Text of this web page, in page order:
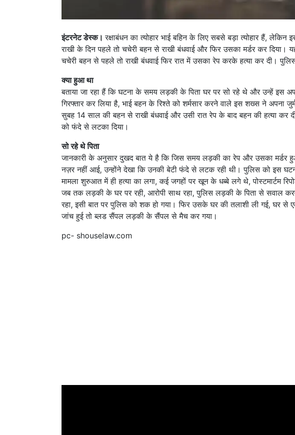
इंटरनेट डेस्क।रक्षाबंधन का त्योहार भाई बहिन के लिए सबसे बड़ा त्योहार हैं,
राखी के दिन पहले तो चचेरी बहन से राखी बंधवाई और फिर उसका मर्डर कर दिया।
चचेरी बहन से पहले तो राखी बंधवाई फिर रात में उसका रेप करके हत्या कर दी।
क्या हुआ था
बताया जा रहा हैं कि घटना के समय लड़की के पिता घर पर सो रहे थे और उन्हें इस
गिरफ्तार कर लिया है, भाई बहन के रिश्ते को शर्मसार करने वाले इस शख्स ने अपना
सुबह 14 साल की बहन से राखी बंधवाई और उसी रात रेप के बाद बहन की हत्या कर
को फंदे से लटका दिया।
सो रहे थे पिता
जानकारी के अनुसार दुखद बात ये है कि जिस समय लड़की का रेप और उसका मर्डर
नज़र नहीं आई, उन्होंने देखा कि उनकी बेटी फंदे से लटक रही थी। पुलिस को इस
मामला शुरुआत में ही हत्या का लगा, कई जगहों पर खून के धब्बे लगे थे, पोस्टमार्टम
जब तक लड़की के घर पर रही, आरोपी साथ रहा, पुलिस लड़की के पिता से सवाल
रहा, इसी बात पर पुलिस को शक हो गया। फिर उसके घर की तलाशी ली गई, घर
जांच हुई तो ब्लड सैंपल लड़की के सैंपल से मैच कर गया।
pc- shouselaw.com